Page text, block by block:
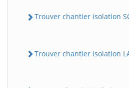
Trouver chantier isolation
Trouver chantier isolation